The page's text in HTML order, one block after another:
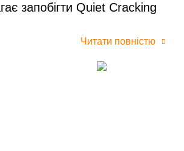
запобігти Quiet Cracking
Читати повністю